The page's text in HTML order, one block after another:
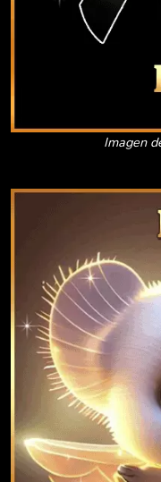
Imagen